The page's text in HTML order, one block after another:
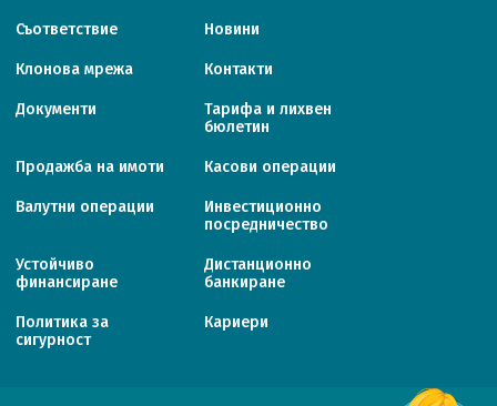
Съответствие Новини
Клонова мрежа Контакти
Документи
Тарифa и лихвен
бюлетин
Продажба на имоти Касови операции
Валутни операции
Инвестиционно
посредничество
Устойчиво
финансиране
Дистанционно
банкиране
Политика за
сигурност
Кариери